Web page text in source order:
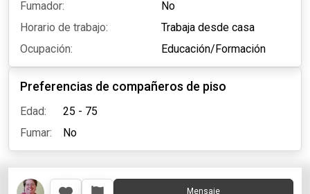
Fumador:
No
Horario de trabajo:
Trabaja desde casa
Ocupación:
Educación/Formación
Preferencias de compañeros de piso
Edad:
25 - 75
Fumar:
No
Mensaje